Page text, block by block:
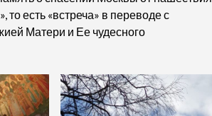
есть «встреча» в переводе с
Матери и Ее чудесного